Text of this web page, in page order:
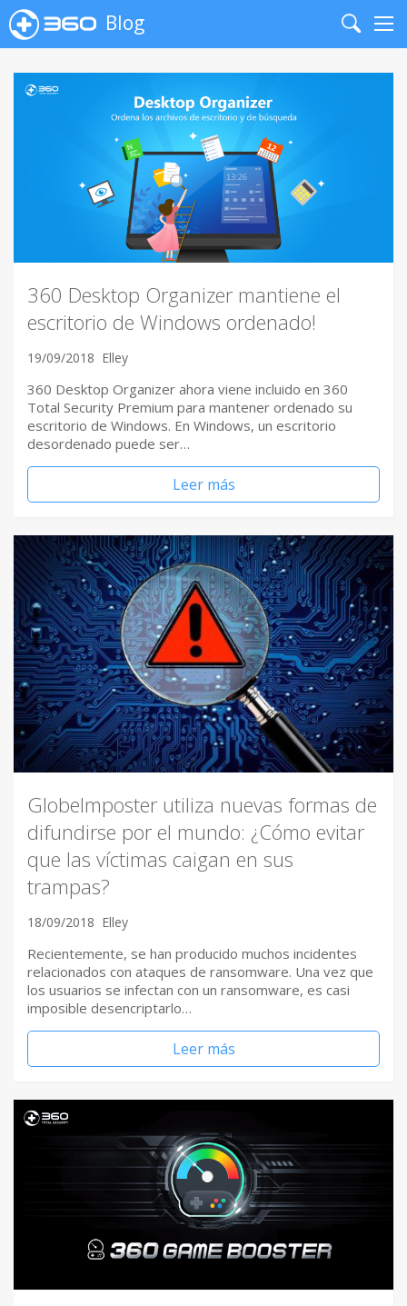
Blog
Search
360 Desktop Organizer mantiene el
escritorio de Windows ordenado!
19/09/2018 Elley
360 Desktop Organizer ahora viene incluido en 360
Total Security Premium para mantener ordenado su
escritorio de Windows. En Windows, un escritorio
desordenado puede ser…
Leer más
GlobeImposter utiliza nuevas formas de
difundirse por el mundo: ¿Cómo evitar
que las víctimas caigan en sus
trampas?
18/09/2018 Elley
Recientemente, se han producido muchos incidentes
relacionados con ataques de ransomware. Una vez que
los usuarios se infectan con un ransomware, es casi
imposible desencriptarlo…
Leer más